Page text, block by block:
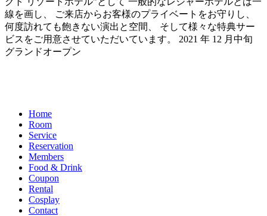
線を画し、 ご来店からお客様のプライベートをお守りし、
何度訪れても飽きない演出と空間、 そして様々な特典サー
ビスをご用意させていただいています。 2021 年 12 月中旬
グランドオープン
Home
Room
Service
Reservation
Members
Food & Drink
Coupon
Rental
Cosplay
Contact